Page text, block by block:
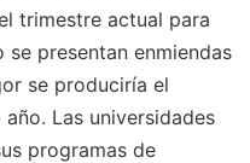
trimestre actual para
presentan enmiendas
se produciría el
Las universidades
programas de